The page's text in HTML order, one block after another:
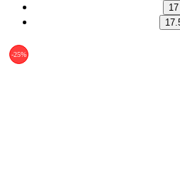
17
-25%